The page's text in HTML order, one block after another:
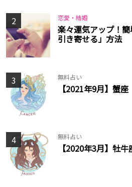
2 恋愛・結婚
楽々運気アップ！
引き寄せる」方法
3 無料占い
【2021年9月】蟹
4 無料占い
【2020年3月】牡